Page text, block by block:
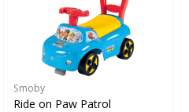
Smoby
Ride on Paw Patrol